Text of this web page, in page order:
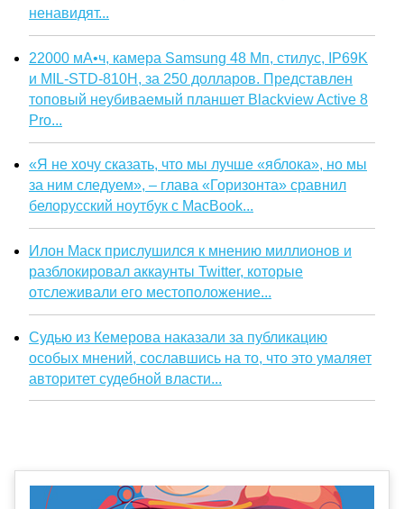
ненавидят...
22000 мА•ч, камера Samsung 48 Мп, стилус, IP69K
и MIL-STD-810H, за 250 долларов. Представлен
топовый неубиваемый планшет Blackview Active 8
Pro...
«Я не хочу сказать, что мы лучше «яблока», но мы
за ним следуем», – глава «Горизонта» сравнил
белорусский ноутбук с MacBook...
Илон Маск прислушился к мнению миллионов и
разблокировал аккаунты Twitter, которые
отслеживали его местоположение...
Судью из Кемерова наказали за публикацию
особых мнений, сославшись на то, что это умаляет
авторитет судебной власти...